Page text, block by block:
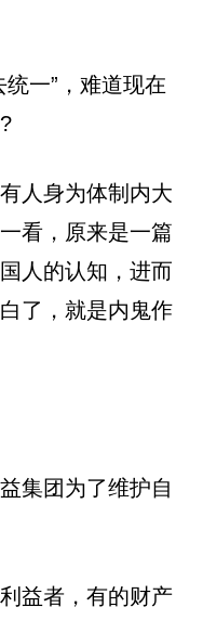
一”，难道现在
人身为体制内大
看，原来是一篇
人的认知，进而
了，就是内鬼作
集团为了维护自
益者，有的财产